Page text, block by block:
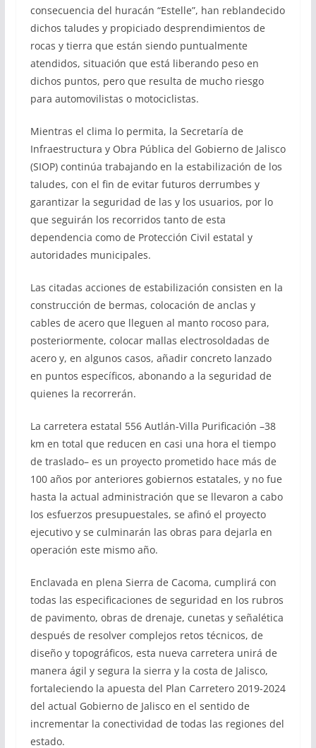
consecuencia del huracán “Estelle”, han reblandecido
dichos taludes y propiciado desprendimientos de
rocas y tierra que están siendo puntualmente
atendidos, situación que está liberando peso en
dichos puntos, pero que resulta de mucho riesgo
para automovilistas o motociclistas.
Mientras el clima lo permita, la Secretaría de
Infraestructura y Obra Pública del Gobierno de Jalisco
(SIOP) continúa trabajando en la estabilización de los
taludes, con el fin de evitar futuros derrumbes y
garantizar la seguridad de las y los usuarios, por lo
que seguirán los recorridos tanto de esta
dependencia como de Protección Civil estatal y
autoridades municipales.
Las citadas acciones de estabilización consisten en la
construcción de bermas, colocación de anclas y
cables de acero que lleguen al manto rocoso para,
posteriormente, colocar mallas electrosoldadas de
acero y, en algunos casos, añadir concreto lanzado
en puntos específicos, abonando a la seguridad de
quienes la recorrerán.
La carretera estatal 556 Autlán-Villa Purificación –38
km en total que reducen en casi una hora el tiempo
de traslado– es un proyecto prometido hace más de
100 años por anteriores gobiernos estatales, y no fue
hasta la actual administración que se llevaron a cabo
los esfuerzos presupuestales, se afinó el proyecto
ejecutivo y se culminarán las obras para dejarla en
operación este mismo año.
Enclavada en plena Sierra de Cacoma, cumplirá con
todas las especificaciones de seguridad en los rubros
de pavimento, obras de drenaje, cunetas y señalética
después de resolver complejos retos técnicos, de
diseño y topográficos, esta nueva carretera unirá de
manera ágil y segura la sierra y la costa de Jalisco,
fortaleciendo la apuesta del Plan Carretero 2019-2024
del actual Gobierno de Jalisco en el sentido de
incrementar la conectividad de todas las regiones del
estado.